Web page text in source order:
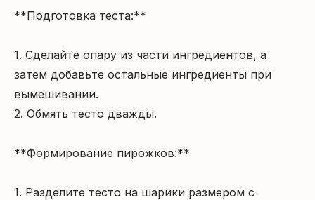
**Подготовка теста:**
1. Сделайте опару из части ингредиентов, а
затем добавьте остальные ингредиенты при
вымешивании.
2. Обмять тесто дважды.
**Формирование пирожков:**
1. Разделите тесто на шарики размером с